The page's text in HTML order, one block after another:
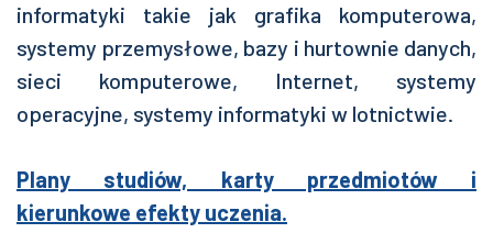
informatyki takie jak grafika komputerowa,
systemy przemysłowe, bazy i hurtownie danych,
sieci komputerowe, Internet, systemy
operacyjne, systemy informatyki w lotnictwie.
Plany studiów, karty przedmiotów i
kierunkowe efekty uczenia.